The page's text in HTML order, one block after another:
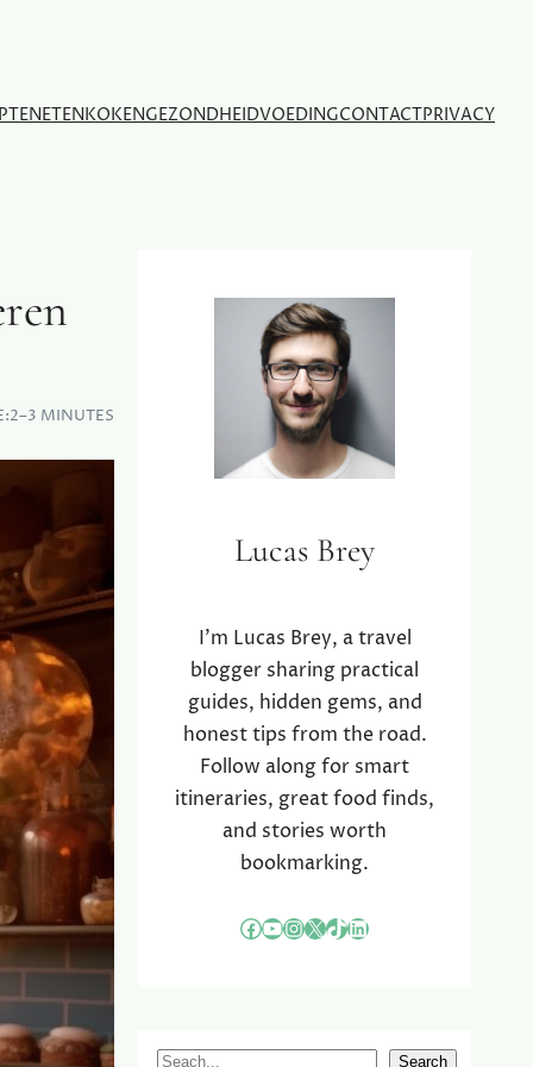
ETENKOKENGEZONDHEIDVOEDINGCONTACTPRIVACY
2–3 MINUTES
Lucas Brey
I’m Lucas Brey, a travel
blogger sharing practical
guides, hidden gems, and
honest tips from the road.
Follow along for smart
itineraries, great food finds,
and stories worth
bookmarking.
Facebook YouTube InstagramX TikTok LinkedIn
Search